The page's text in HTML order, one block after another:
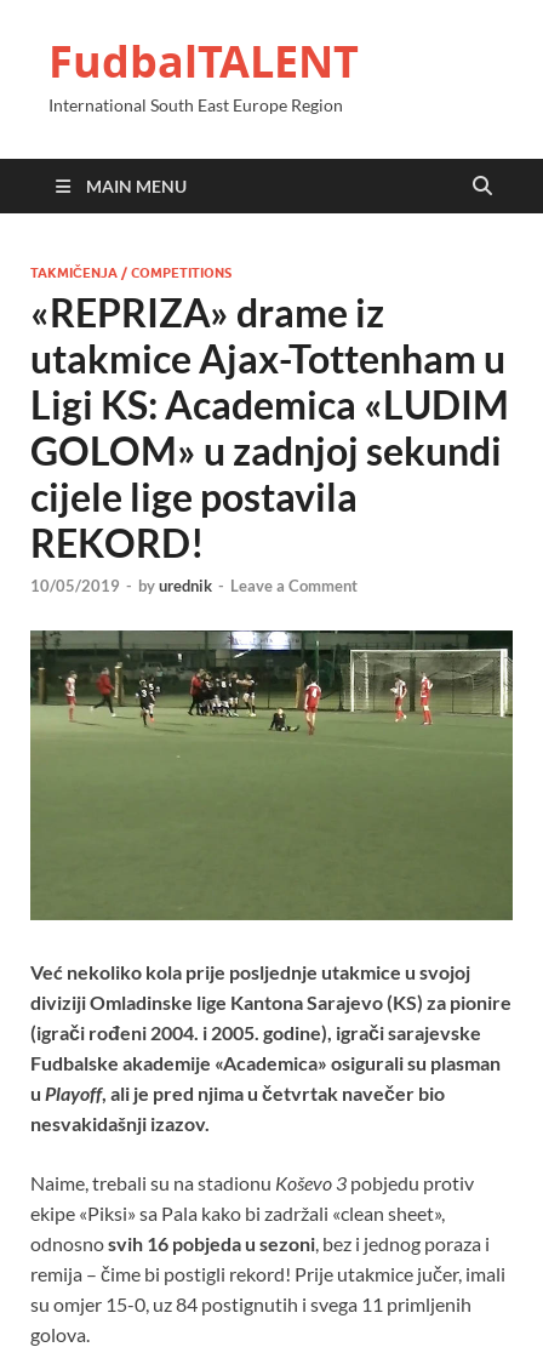
FudbalTALENT
International South East Europe Region
MAIN MENU
TAKMIČENJA / COMPETITIONS
«REPRIZA» drame iz
utakmice Ajax-Tottenham u
Ligi KS: Academica «LUDIM
GOLOM» u zadnjoj sekundi
cijele lige postavila
REKORD!
10/05/2019 - byurednik - Leave a Comment
Već nekoliko kola prije posljednje utakmice u svojoj
diviziji Omladinske lige Kantona Sarajevo (KS) za pionire
(igrači rođeni 2004. i 2005. godine), igrači sarajevske
Fudbalske akademije «Academica» osigurali su plasman
u Playoff, ali je pred njima u četvrtak navečer bio
nesvakidašnji izazov.
Naime, trebali su na stadionu Koševo 3 pobjedu protiv
ekipe «Piksi» sa Pala kako bi zadržali «clean sheet»,
odnosnosvih 16 pobjeda u sezoni, bez i jednog poraza i
remija – čime bi postigli rekord! Prije utakmice jučer, imali
su omjer 15-0, uz 84 postignutih i svega 11 primljenih
golova.